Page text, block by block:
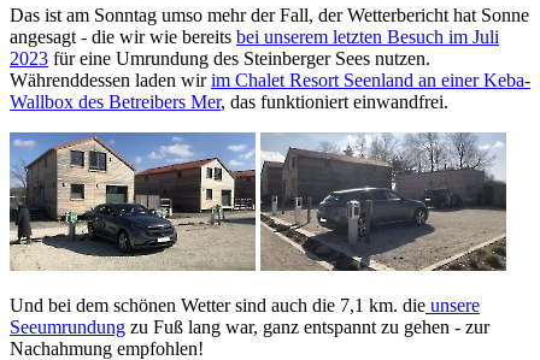
Das ist am Sonntag umso mehr der Fall, der Wetterbericht hat Sonne
angesagt - die wir wie bereits bei unserem letzten Besuch im Juli
2023 für eine Umrundung des Steinberger Sees nutzen.
Währenddessen laden wirim Chalet Resort Seenland an einer Keba-
Wallbox des Betreibers Mer, das funktioniert einwandfrei.
Und bei dem schönen Wetter sind auch die 7,1 km. die unsere
Seeumrundung zu Fuß lang war, ganz entspannt zu gehen - zur
Nachahmung empfohlen!